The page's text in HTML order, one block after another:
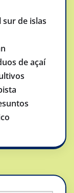
de islas
de açaí